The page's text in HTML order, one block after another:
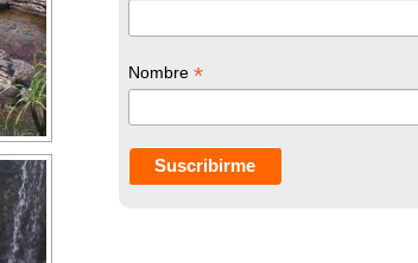
Nombre*